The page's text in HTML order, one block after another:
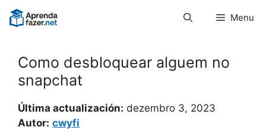
Pular
para
Menu
Como desbloquear alguem no
snapchat
Última actualización: dezembro 3, 2023
Autor: cwyfi